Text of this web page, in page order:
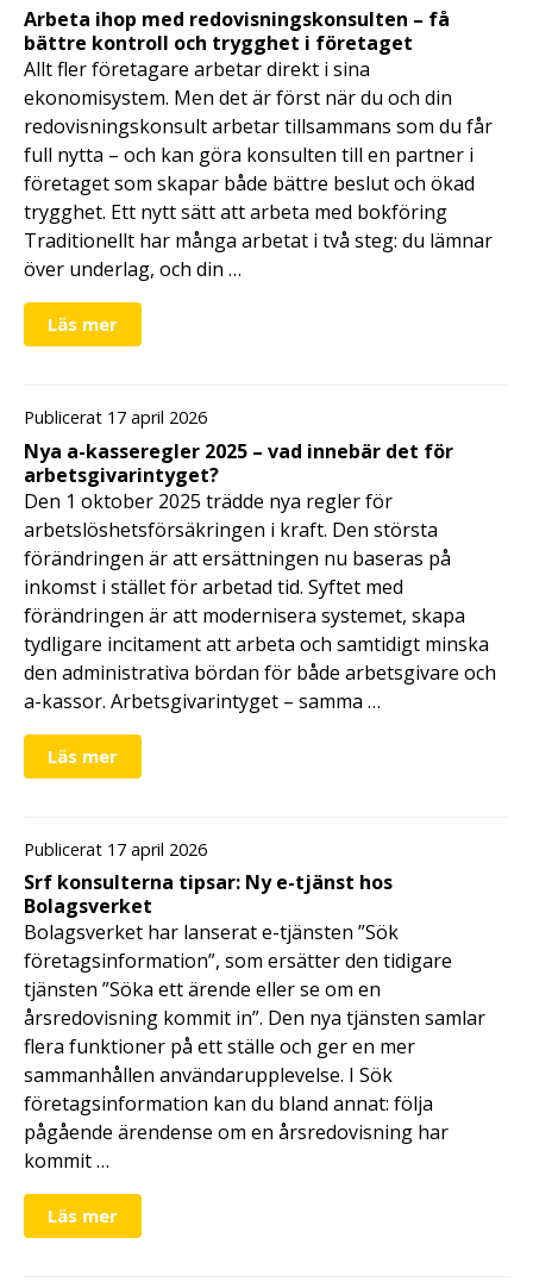
Arbeta ihop med redovisningskonsulten – få
bättre kontroll och trygghet i företaget
Allt fler företagare arbetar direkt i sina
ekonomisystem. Men det är först när du och din
redovisningskonsult arbetar tillsammans som du får
full nytta – och kan göra konsulten till en partner i
företaget som skapar både bättre beslut och ökad
trygghet. Ett nytt sätt att arbeta med bokföring
Traditionellt har många arbetat i två steg: du lämnar
över underlag, och din …
Läs mer
Publicerat 17 april 2026
Nya a-kasseregler 2025 – vad innebär det för
arbetsgivarintyget?
Den 1 oktober 2025 trädde nya regler för
arbetslöshetsförsäkringen i kraft. Den största
förändringen är att ersättningen nu baseras på
inkomst i stället för arbetad tid. Syftet med
förändringen är att modernisera systemet, skapa
tydligare incitament att arbeta och samtidigt minska
den administrativa bördan för både arbetsgivare och
a-kassor. Arbetsgivarintyget – samma …
Läs mer
Publicerat 17 april 2026
Srf konsulterna tipsar: Ny e-tjänst hos
Bolagsverket
Bolagsverket har lanserat e-tjänsten ”Sök
företagsinformation”, som ersätter den tidigare
tjänsten ”Söka ett ärende eller se om en
årsredovisning kommit in”. Den nya tjänsten samlar
flera funktioner på ett ställe och ger en mer
sammanhållen användarupplevelse. I Sök
företagsinformation kan du bland annat: följa
pågående ärendense om en årsredovisning har
kommit …
Läs mer